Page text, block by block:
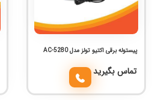
پیستوله برقی اکتیو تولز مدل AC-5280
تماس بگیرید